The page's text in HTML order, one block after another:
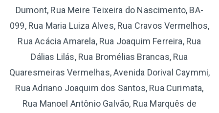
Dumont, Rua Meire Teixeira do Nascimento, BA-
099, Rua Maria Luiza Alves, Rua Cravos Vermelhos,
Rua Acácia Amarela, Rua Joaquim Ferreira, Rua
Dálias Lilás, Rua Bromélias Brancas, Rua
Quaresmeiras Vermelhas, Avenida Dorival Caymmi,
Rua Adriano Joaquim dos Santos, Rua Curimata,
Rua Manoel Antônio Galvão, Rua Marquês de